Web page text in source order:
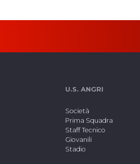
U.S. ANGRI
Società
Prima Squadra
Staff Tecnico
Giovanili
Stadio